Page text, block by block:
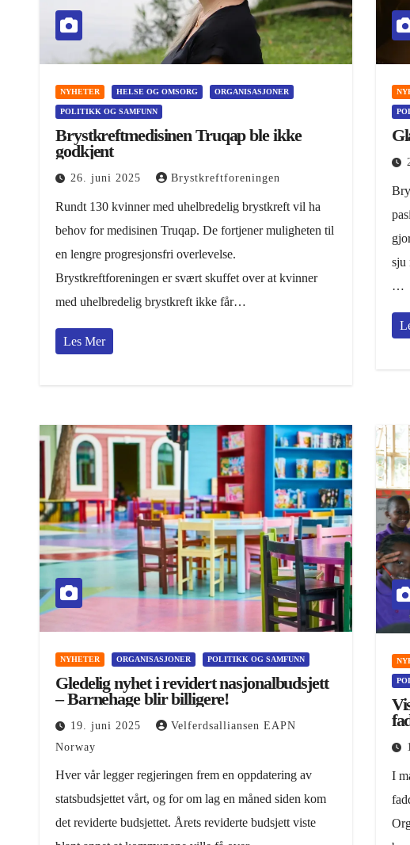
NYHETER HELSE OG OMSORG ORGANISASJONER
POLITIKK OG SAMFUNN
Brystkreftmedisinen Truqap ble ikke
godkjent
26. juni 2025 Brystkreftforeningen
Rundt 130 kvinner med uhelbredelig brystkreft vil ha
behov for medisinen Truqap. De fortjener muligheten til
en lengre progresjonsfri overlevelse.
Brystkreftforeningen er svært skuffet over at kvinner
med uhelbredelig brystkreft ikke får…
Les Mer
sju
…
NYHETER ORGANISASJONER POLITIKK OG SAMFUNN
Gledelig nyhet i revidert nasjonalbudsjett
– Barnehage blir billigere!
19. juni 2025
Velferdsalliansen EAPN
Norway
Hver vår legger regjeringen frem en oppdatering av
statsbudsjettet vårt, og for om lag en måned siden kom
det reviderte budsjettet. Årets reviderte budsjett viste
I